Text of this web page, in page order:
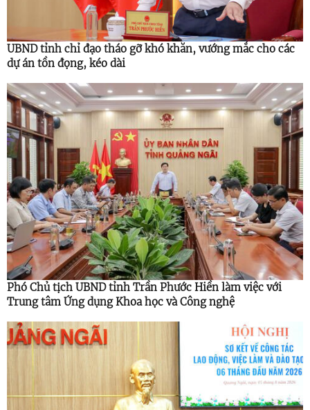
UBND tỉnh chỉ đạo tháo gỡ khó khăn, vướng mắc cho các
dự án tồn đọng, kéo dài
Phó Chủ tịch UBND tỉnh Trần Phước Hiền làm việc với
Trung tâm Ứng dụng Khoa học và Công nghệ